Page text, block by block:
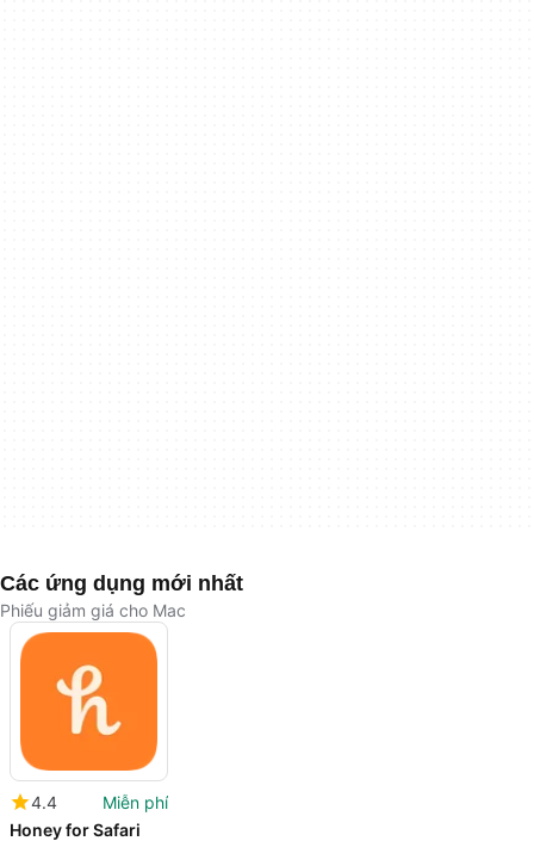
Các ứng dụng mới nhất
Phiếu giảm giá cho Mac
4.4
Miễn phí
Honey for Safari